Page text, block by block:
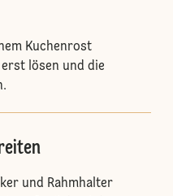
Kuchenrost
lösen und die
und Rahmhalter